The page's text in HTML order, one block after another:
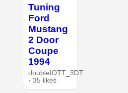
Tuning
Ford
Mustang
2 Door
Coupe
1994
doubleIOTT_3DT
· 35 likes